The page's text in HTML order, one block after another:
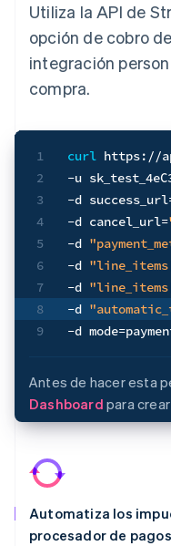
Utiliza la API de
opción de cobro
integración
compra.
1
2
3
4
5
6
7
8
9
curl https://
-u
-d success_url
-d cancel_url=
-d
-d
-d
-d
-d mode=
Antes de hacer esta
Dashboard para
Automatiza los
procesador de pagos